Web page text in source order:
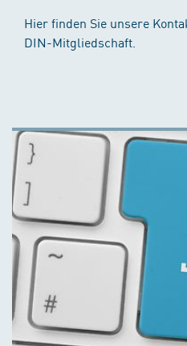
Hier finden Sie unsere
DIN-Mitgliedschaft.